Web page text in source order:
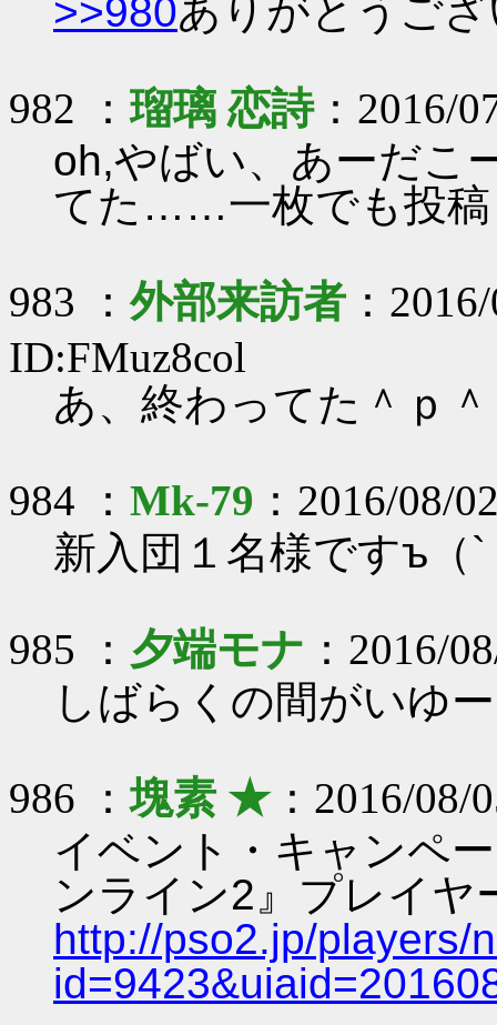
>>980ありがとうご
982 ：瑠璃 恋詩：2016/
oh,やばい、あーだこ
てた……一枚でも投稿
983 ：外部来訪者 ：
ID:FMuz8col
あ、終わってた＾ｐ＾
984 ： Mk-79 ：2016/08/
新入団１名様ですъ（
985 ： 夕端モナ ：2016/
しばらくの間がいゆ
986 ：塊素 ★：2016/08/
イベント・キャンペ
ンライン2』プレイヤ
http://pso2.jp/players/